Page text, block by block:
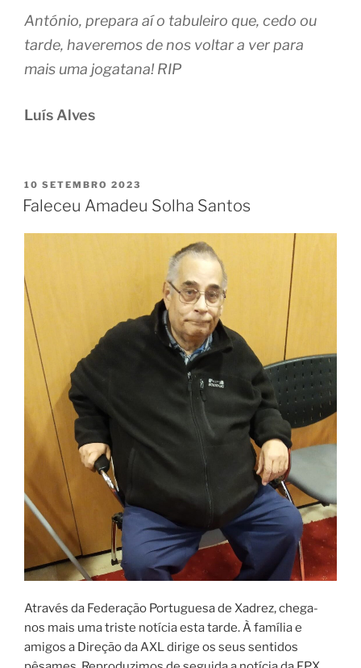
António, prepara aí o tabuleiro que, cedo ou
tarde, haveremos de nos voltar a ver para
mais uma jogatana! RIP
Luís Alves
PUBLICADO
EM
10 SETEMBRO 2023
Faleceu Amadeu Solha Santos
Através da Federação Portuguesa de Xadrez, chega-
nos mais uma triste notícia esta tarde. À família e
amigos a Direção da AXL dirige os seus sentidos